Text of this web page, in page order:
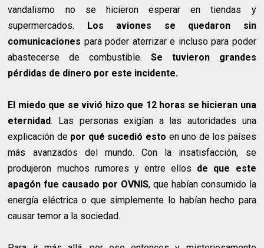
vandalismo no se hicieron esperar en tiendas y
supermercados. Los aviones se quedaron sin
comunicaciones para poder aterrizar e incluso para poder
abastecerse de combustible.Se tuvieron grandes
pérdidas de dinero por este incidente.
El miedo que se vivió hizo que 12 horas se hicieran una
eternidad. Las personas exigían a las autoridades una
explicación depor qué sucedió esto en uno de los países
más avanzados del mundo. Con la insatisfacción, se
produjeron muchos rumores y entre ellos de que este
apagón fue causado por OVNIS, que habían consumido la
energía eléctrica o que simplemente lo habían hecho para
causar temor a la sociedad.